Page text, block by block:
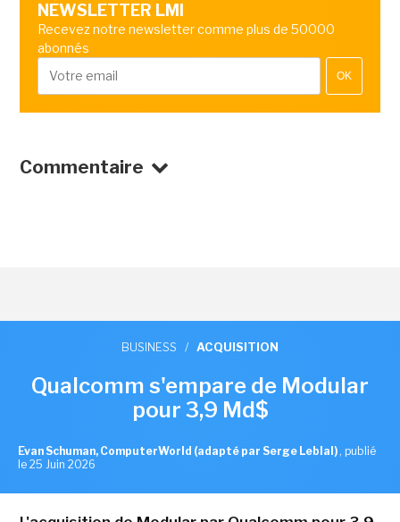
NEWSLETTER LMI
Recevez notre newsletter comme plus de 50000
abonnés
OK
Commentaire
BUSINESS / ACQUISITION
Qualcomm s'empare de Modular
pour 3,9 Md$
Evan Schuman, ComputerWorld (adapté par Serge Leblal) , publié
le 25 Juin 2026